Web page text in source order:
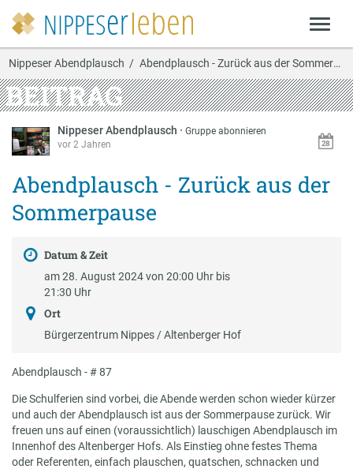
Nippeser Abendplausch Abendplausch - Zurück aus der Sommerpause
BEITRAG
Nippeser Abendplausch ·Gruppe abonnieren
vor 2 Jahren
Abendplausch - Zurück aus der
Sommerpause
Datum & Zeit
am 28. August 2024 von 20:00 Uhr bis
21:30 Uhr
Ort
Bürgerzentrum Nippes / Altenberger Hof
Abendplausch - # 87
Die Schulferien sind vorbei, die Abende werden schon wieder kürzer
und auch der Abendplausch ist aus der Sommerpause zurück. Wir
freuen uns auf einen (voraussichtlich) lauschigen Abendplausch im
Innenhof des Altenberger Hofs. Als Einstieg ohne festes Thema
oder Referenten, einfach plauschen, quatschen, schnacken und